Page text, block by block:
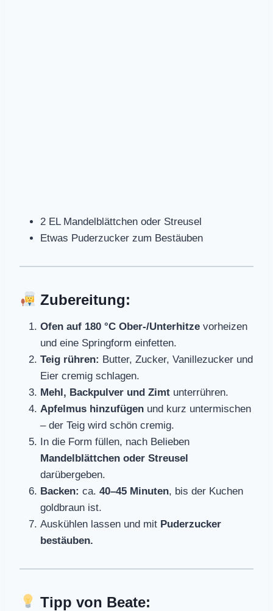
2 EL Mandelblättchen oder Streusel
Etwas Puderzucker zum Bestäuben
Zubereitung:
Ofen auf 180 °C Ober-/Unterhitze vorheizen
und eine Springform einfetten.
Teig rühren: Butter, Zucker, Vanillezucker und
Eier cremig schlagen.
Mehl, Backpulver und Zimt unterrühren.
Apfelmus hinzufügen und kurz untermischen
– der Teig wird schön cremig.
In die Form füllen, nach Belieben
Mandelblättchen oder Streusel
darübergeben.
Backen: ca. 40–45 Minuten, bis der Kuchen
goldbraun ist.
Auskühlen lassen und mit Puderzucker
bestäuben.
Tipp von Beate: